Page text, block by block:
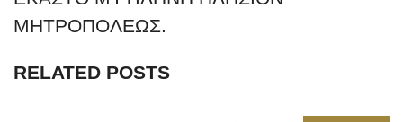
ΜΗΤΡΟΠΟΛΕΩΣ.
RELATED POSTS